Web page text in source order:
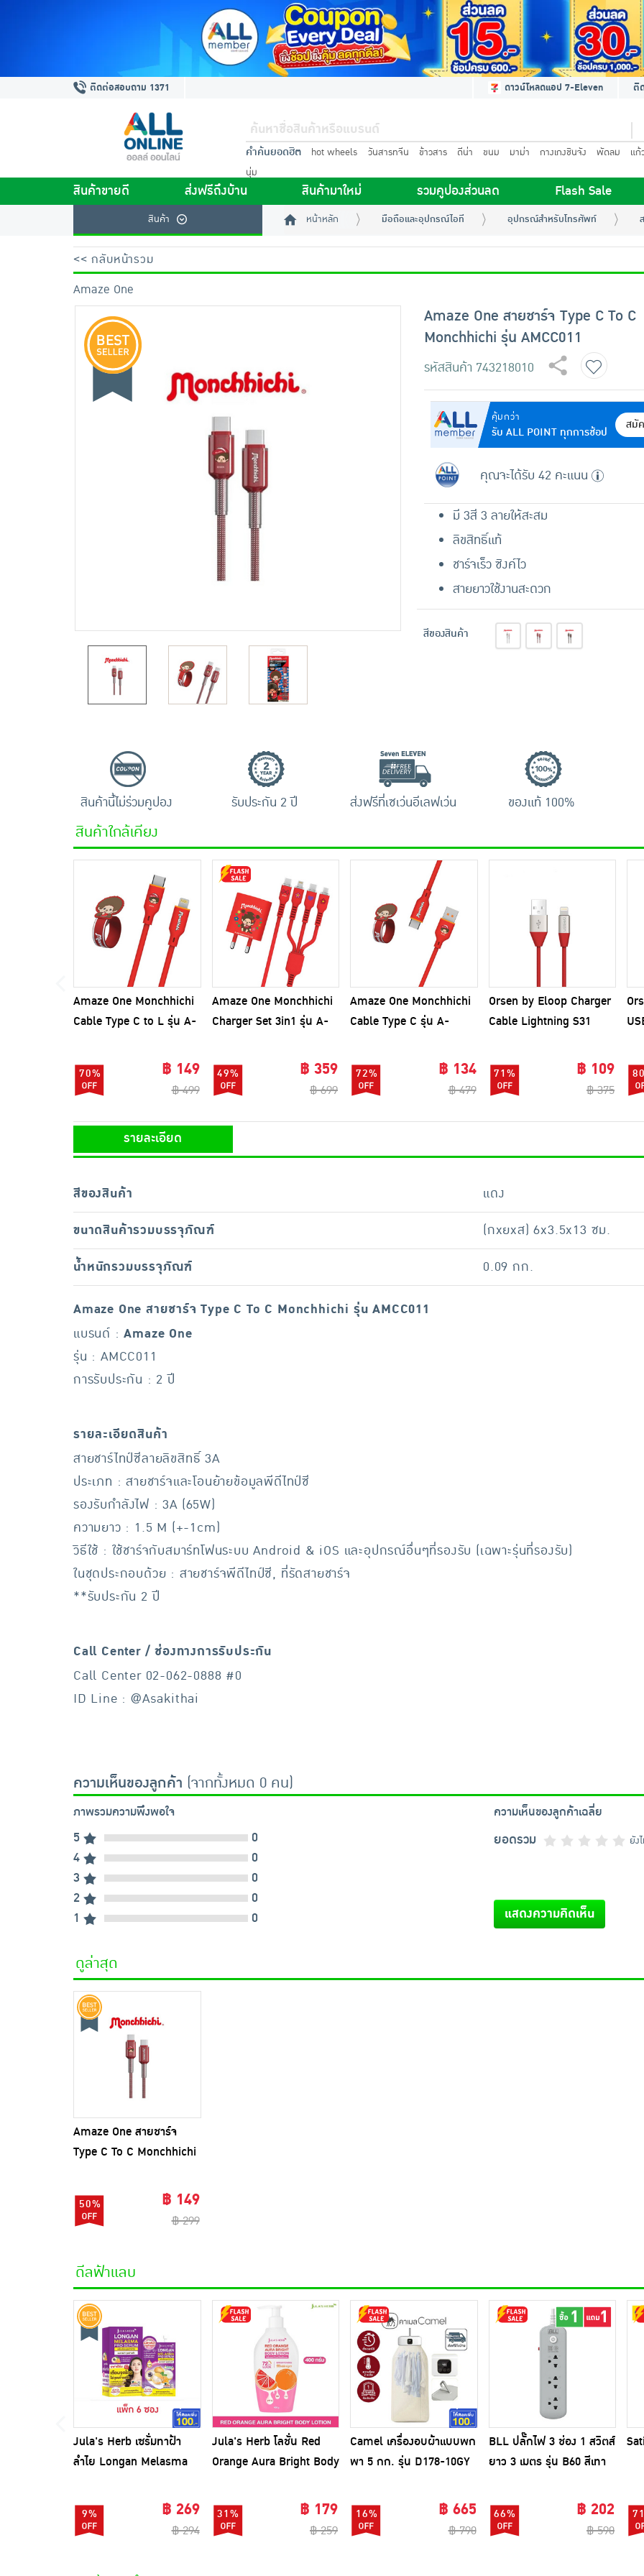
ติดต่อสอบถาม 1371 ดาวน์โหลดแอป 7-Eleven ติ
คำค้นยอดฮิต hot wheels วันสารทจีน ข้าวสาร ดีน่า ขนม มาม่า กางเกงชินจัง พัดลม แก้
นุ่ม
สินค้าขายดี ส่งฟรีถึงบ้าน สินค้ามาใหม่ รวมคูปองส่วนลด Flash Sale
สินค้า หน้าหลัก มือถือและอุปกรณ์ไอที อุปกรณ์สำหรับโทรศัพท์
<< กลับหน้ารวม
Amaze One
Amaze One สายชาร์จ Type C To C
Monchhichi รุ่น AMCC011
รหัสสินค้า 743218010
คุ้มกว่า
รับ ALL POINT ทุกการช้อป
สมั
คุณจะได้รับ 42 คะแนน
มี 3สี 3 ลายให้สะสม
ลิขสิทธิ์แท้
ชาร์จเร็ว ซิงค์ไว
สายยาวใช้งานสะดวก
สีของสินค้า
สินค้านี้ไม่ร่วมคูปอง รับประกัน 2 ปี ส่งฟรีที่เซเว่นอีเลฟเว่น ของแท้ 100%
สินค้าใกล้เคียง
Amaze One Monchhichi
Cable Type C to L รุ่น A-
70% ฿ 149
฿ 499
Amaze One Monchhichi
Charger Set 3in1 รุ่น A-
49% ฿ 359
฿ 699
Amaze One Monchhichi
Cable Type C รุ่น A-
72% ฿ 134
฿ 479
Orsen by Eloop Charger
Cable Lightning S31
71% ฿ 109
฿ 375
รายละเอียด
สีของสินค้า
แดง
ขนาดสินค้ารวมบรรจุภัณฑ์
(กxยxส) 6x3.5x13 ซม.
น้ำหนักรวมบรรจุภัณฑ์
0.09 กก.
Amaze One สายชาร์จ Type C To C Monchhichi รุ่น AMCC011
แบรนด์ :Amaze One
รุ่น : AMCC011
การรับประกัน : 2 ปี
รายละเอียดสินค้า
สายชาร์ไทป์ซีลายลิขสิทธิ์ 3A
ประเภท : สายชาร์จและโอนย้ายข้อมูลพีดีไทป์ซี
รองรับกำลังไฟ : 3A (65W)
ความยาว : 1.5 M (+-1cm)
วิธีใช้ : ใช้ชาร์จกับสมาร์ทโฟนระบบ Android & iOS และอุปกรณ์อื่นๆที่รองรับ (เฉพาะรุ่นที่รองรับ)
ในชุดประกอบด้วย : สายชาร์จพีดีไทป์ซี, ที่รัดสายชาร์จ
**รับประกัน 2 ปี
Call Center / ช่องทางการรับประกัน
Call Center 02-062-0888 #0
ID Line : @Asakithai
ความเห็นของลูกค้า (จากทั้งหมด 0 คน)
ภาพรวมความพึงพอใจ
5
0
4
0
3
0
2
0
1
0
ความเห็นของลูกค้าเฉลี่ย
ยอดรวม ยัง
แสดงความคิดเห็น
ดูล่าสุด
Amaze One สายชาร์จ
Type C To C Monchhichi
50% ฿ 149
฿ 299
ดีลฟ้าแลบ
Jula's Herb เซรั่มทาฝ้า
ลำไย Longan Melasma
9% ฿ 269
฿ 294
Jula's Herb โลชั่น Red
Orange Aura Bright Body
31% ฿ 179
฿ 259
Camel เครื่องอบผ้าแบบพก
พา 5 กก. รุ่น D178-10GY
16% ฿ 665
฿ 790
BLL ปลั๊กไฟ 3 ช่อง 1 สวิตส์
ยาว 3 เมตร รุ่น B60 สีเทา
66% ฿ 202
฿ 590